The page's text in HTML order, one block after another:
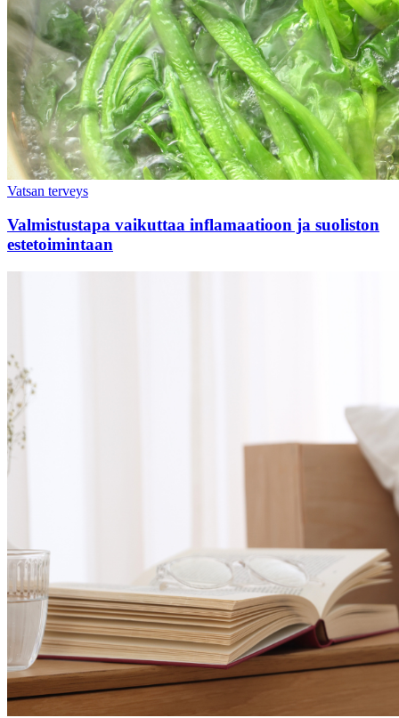
Vatsan terveys
Valmistustapa vaikuttaa inflamaatioon ja suoliston
estetoimintaan